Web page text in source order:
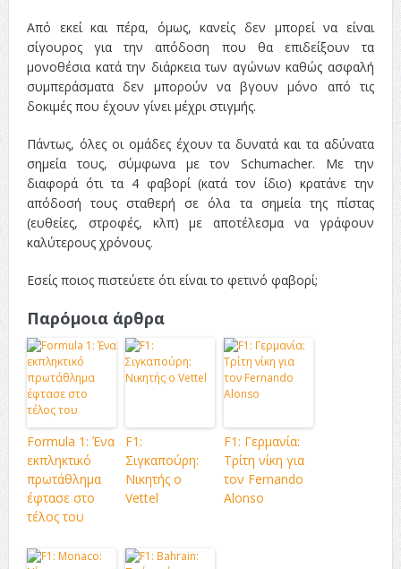
Από εκεί και πέρα, όμως, κανείς δεν μπορεί να είναι
σίγουρος για την απόδοση που θα επιδείξουν τα
μονοθέσια κατά την διάρκεια των αγώνων καθώς ασφαλή
συμπεράσματα δεν μπορούν να βγουν μόνο από τις
δοκιμές που έχουν γίνει μέχρι στιγμής.
Πάντως, όλες οι ομάδες έχουν τα δυνατά και τα αδύνατα
σημεία τους, σύμφωνα με τον Schumacher. Με την
διαφορά ότι τα 4 φαβορί (κατά τον ίδιο) κρατάνε την
απόδοσή τους σταθερή σε όλα τα σημεία της πίστας
(ευθείες, στροφές, κλπ) με αποτέλεσμα να γράφουν
καλύτερους χρόνους.
Εσείς ποιος πιστεύετε ότι είναι το φετινό φαβορί;
Παρόμοια άρθρα
Formula 1: Ένα
εκπληκτικό
πρωτάθλημα
έφτασε στο
τέλος του
F1:
Σιγκαπούρη:
Νικητής ο
Vettel
F1: Γερμανία:
Τρίτη νίκη για
τον Fernando
Alonso